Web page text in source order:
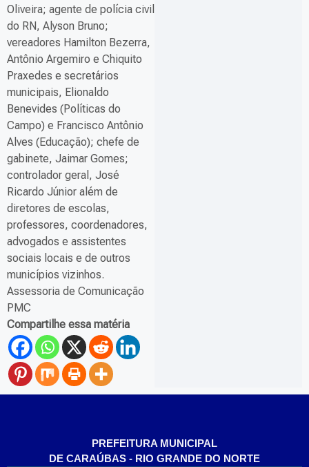
Oliveira; agente de polícia civil
do RN, Alyson Bruno;
vereadores Hamilton Bezerra,
Antônio Argemiro e Chiquito
Praxedes e secretários
municipais, Elionaldo
Benevides (Políticas do
Campo) e Francisco Antônio
Alves (Educação); chefe de
gabinete, Jaimar Gomes;
controlador geral, José
Ricardo Júnior além de
diretores de escolas,
professores, coordenadores,
advogados e assistentes
sociais locais e de outros
municípios vizinhos.
Assessoria de Comunicação
PMC
Compartilhe essa matéria
PREFEITURA MUNICIPAL
DE CARAÚBAS - RIO GRANDE DO NORTE